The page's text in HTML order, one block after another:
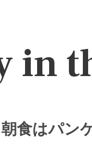
in
食はパン